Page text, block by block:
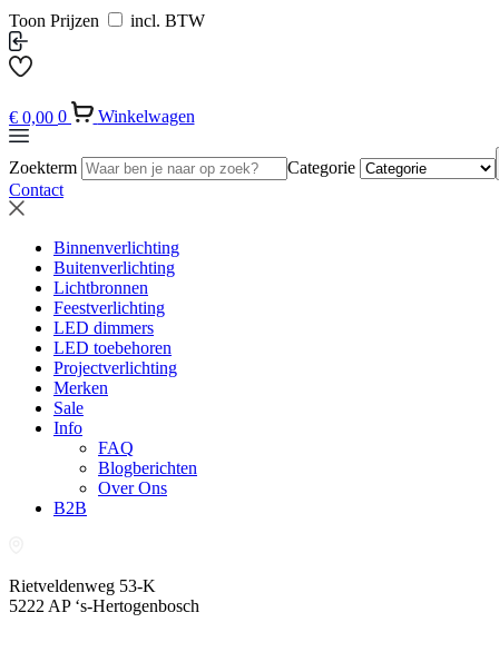
Toon Prijzen incl. BTW
€ 0,00 0 Winkelwagen
Zoekterm
Categorie
Contact
Binnenverlichting
Buitenverlichting
Lichtbronnen
Feestverlichting
LED dimmers
LED toebehoren
Projectverlichting
Merken
Sale
Info
FAQ
Blogberichten
Over Ons
B2B
Rietveldenweg 53-K
5222 AP ‘s-Hertogenbosch